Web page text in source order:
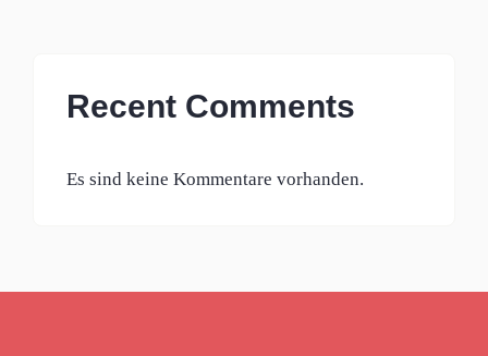
Recent Comments
Es sind keine Kommentare vorhanden.